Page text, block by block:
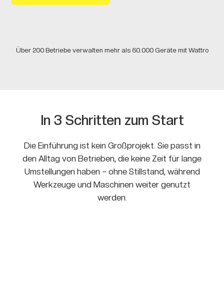
Über 200 Betriebe verwalten mehr als 60.000 Geräte mit Wattro
In 3 Schritten zum Start
Die Einführung ist kein Großprojekt. Sie passt in
den Alltag von Betrieben, die keine Zeit für lange
Umstellungen haben – ohne Stillstand, während
Werkzeuge und Maschinen weiter genutzt
werden.